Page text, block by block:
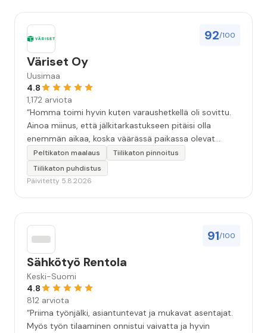
92/100
Väriset Oy
Uusimaa
4.8
1,172 arviota
“Homma toimi hyvin kuten varaushetkellä oli sovittu.
Ainoa miinus, että jälkitarkastukseen pitäisi olla
enemmän aikaa, koska väärässä paikassa olevat
maalitipat löytyy myöhemmin ”
Peltikaton maalaus
Tiilikaton pinnoitus
Tiilikaton puhdistus
Päivitetty 5.8.2026
91/100
Sähkötyö Rentola
Keski-Suomi
4.8
812 arviota
“Priima työnjälki, asiantuntevat ja mukavat asentajat.
Myös työn tilaaminen onnistui vaivatta ja hyvin